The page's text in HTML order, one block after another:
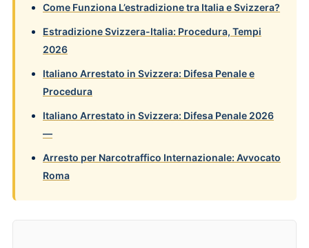
Come Funziona L’estradizione tra Italia e Svizzera?
Estradizione Svizzera-Italia: Procedura, Tempi
2026
Italiano Arrestato in Svizzera: Difesa Penale e
Procedura
Italiano Arrestato in Svizzera: Difesa Penale 2026
—
Arresto per Narcotraffico Internazionale: Avvocato
Roma